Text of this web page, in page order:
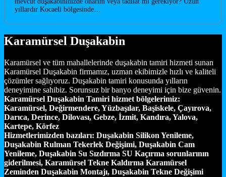
yıllardır Kocaeli bölgesinde…
Karamürsel Duşakabin
Karamürsel ve tüm mahallelerinde duşakabin tamiri hizmeti sunan
Karamürsel Duşakabin firmamız, uzman ekibimizle hızlı ve kaliteli
çözümler sağlıyoruz. Duşakabin tamiri konusunda yılların
deneyimine sahibiz. Sorunsuz bir banyo deneyimi için bize güvenin.
Karamürsel Duşakabin Tamiri hizmet bölgelerimiz:
Karamürsel, Değirmendere, Yüzbaşılar, Başiskele, Çayırova,
Darıca, Derince, Dilovası, Gebze, İzmit, Kandıra, Yalova,
Kartepe, Körfez
Hizmetlerimizden bazıları: Duşakabin Silikon Yenileme,
Duşakabin Rulman Tekerlek Değişimi, Duşakabin Cam
Yenileme, Duşakabin Su Sızdırma SU Kaçırma sorunlarının
giderilmesi, Karamürsel Tekne Kaldırma Karamürsel
Zeminden Duşakabin Montajı, Duşakabin Tekne Değişimi